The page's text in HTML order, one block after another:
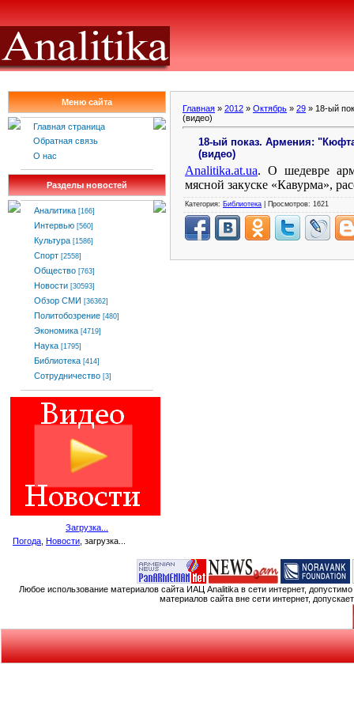
Меню сайта
Главная страница
Обратная связь
О нас
Разделы новостей
Аналитика [166]
Интервью [560]
Культура [1586]
Спорт [2558]
Общество [763]
Новости [30593]
Обзор СМИ [36362]
Политобозрение [480]
Экономика [4719]
Наука [1795]
Библиотека [414]
Сотрудничество [3]
Загрузка...
Погода Новости , загрузка...
Главная » 2012 » Октябрь » 29 » 18-ый
(видео)
18-ый показ. Армения:
(видео)
Analitika.at.ua. О шедевре
мясной закуске «Кавурма»,
Категория: Библиотека | Просмотров: 1621
Любое использование материалов сайта ИАЦ Analitika в сети интернет,
материалов сайта вне сети интернет,